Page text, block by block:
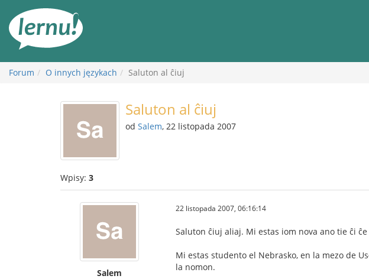
Forum O innych językach Saluton al ĉiuj
Saluton al ĉiuj
od Salem, 22 listopada 2007
Wpisy: 3
Salem
22 listopada 2007, 06:16:14
Saluton ĉiuj aliaj. Mi estas iom nova ano tie ĉi
Mi estas studento el Nebrasko, en la mezo de
la nomon.